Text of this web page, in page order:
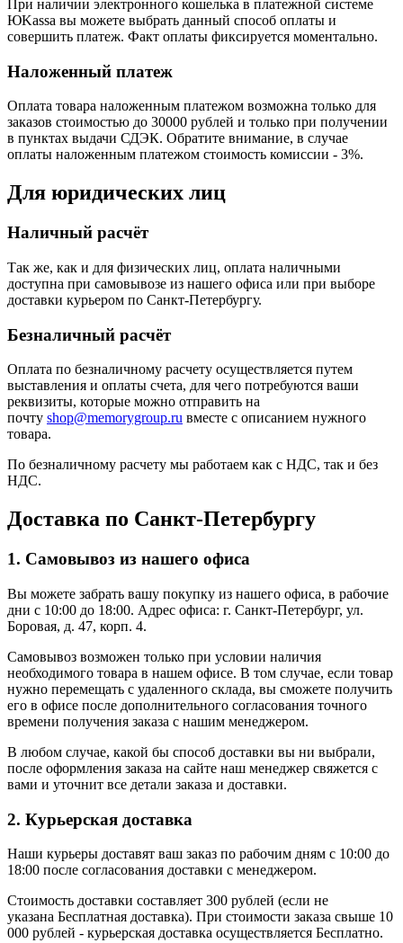
При наличии электронного кошелька в платежной системе
ЮKassa вы можете выбрать данный способ оплаты и
совершить платеж. Факт оплаты фиксируется моментально.
Наложенный платеж
Оплата товара наложенным платежом возможна только для
заказов стоимостью до 30000 рублей и только при получении
в пунктах выдачи СДЭК. Обратите внимание, в случае
оплаты наложенным платежом стоимость комиссии - 3%.
Для юридических лиц
Наличный расчёт
Так же, как и для физических лиц, оплата наличными
доступна при самовывозе из нашего офиса или при выборе
доставки курьером по Санкт-Петербургу.
Безналичный расчёт
Оплата по безналичному расчету осуществляется путем
выставления и оплаты счета, для чего потребуются ваши
реквизиты, которые можно отправить на
почту shop@memorygroup.ru вместе с описанием нужного
товара.
По безналичному расчету мы работаем как с НДС, так и без
НДС.
Доставка по Санкт-Петербургу
1. Самовывоз из нашего офиса
Вы можете забрать вашу покупку из нашего офиса, в рабочие
дни с 10:00 до 18:00. Адрес офиса: г. Санкт-Петербург, ул.
Боровая, д. 47, корп. 4.
Самовывоз возможен только при условии наличия
необходимого товара в нашем офисе. В том случае, если товар
нужно перемещать с удаленного склада, вы сможете получить
его в офисе после дополнительного согласования точного
времени получения заказа с нашим менеджером.
В любом случае, какой бы способ доставки вы ни выбрали,
после оформления заказа на сайте наш менеджер свяжется с
вами и уточнит все детали заказа и доставки.
2. Курьерская доставка
Наши курьеры доставят ваш заказ по рабочим дням с 10:00 до
18:00 после согласования доставки с менеджером.
Стоимость доставки составляет 300 рублей (если не
указана Бесплатная доставка). При стоимости заказа свыше 10
000 рублей - курьерская доставка осуществляется Бесплатно.